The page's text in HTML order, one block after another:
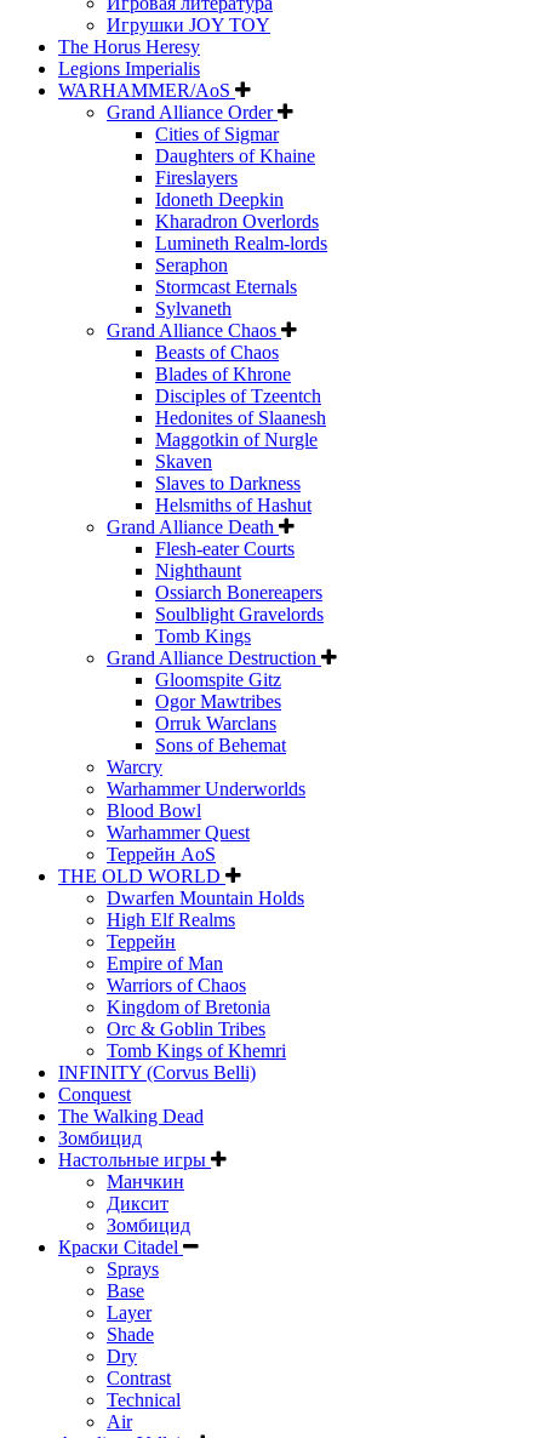
Игрушки JOY TOY
The Horus Heresy
Legions Imperialis
WARHAMMER/AoS
Grand Alliance Order
Cities of Sigmar
Daughters of Khaine
Fireslayers
Idoneth Deepkin
Kharadron Overlords
Lumineth Realm-lords
Seraphon
Stormcast Eternals
Sylvaneth
Grand Alliance Chaos
Beasts of Chaos
Blades of Khrone
Disciples of Tzeentch
Hedonites of Slaanesh
Maggotkin of Nurgle
Skaven
Slaves to Darkness
Helsmiths of Hashut
Grand Alliance Death
Flesh-eater Courts
Nighthaunt
Ossiarch Bonereapers
Soulblight Gravelords
Tomb Kings
Grand Alliance Destruction
Gloomspite Gitz
Ogor Mawtribes
Orruk Warclans
Sons of Behemat
Warcry
Warhammer Underworlds
Blood Bowl
Warhammer Quest
Террейн AoS
THE OLD WORLD
Dwarfen Mountain Holds
High Elf Realms
Террейн
Empire of Man
Warriors of Chaos
Kingdom of Bretonia
Orc & Goblin Tribes
Tomb Kings of Khemri
INFINITY (Corvus Belli)
Conquest
The Walking Dead
Зомбицид
Настольные игры
Манчкин
Диксит
Зомбицид
Краски Citadel
Sprays
Base
Layer
Shade
Dry
Contrast
Technical
Air